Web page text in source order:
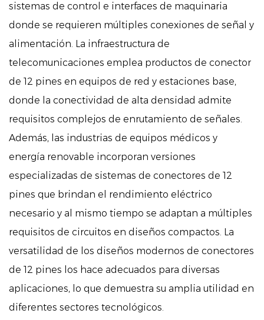
sistemas de control e interfaces de maquinaria
donde se requieren múltiples conexiones de señal y
alimentación. La infraestructura de
telecomunicaciones emplea productos de conector
de 12 pines en equipos de red y estaciones base,
donde la conectividad de alta densidad admite
requisitos complejos de enrutamiento de señales.
Además, las industrias de equipos médicos y
energía renovable incorporan versiones
especializadas de sistemas de conectores de 12
pines que brindan el rendimiento eléctrico
necesario y al mismo tiempo se adaptan a múltiples
requisitos de circuitos en diseños compactos. La
versatilidad de los diseños modernos de conectores
de 12 pines los hace adecuados para diversas
aplicaciones, lo que demuestra su amplia utilidad en
diferentes sectores tecnológicos.